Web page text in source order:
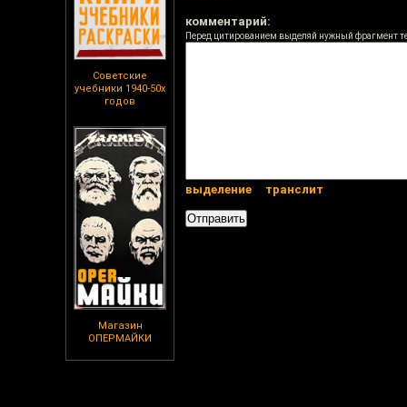
Советские
учебники 1940-50х
годов
Магазин
ОПЕРМАЙКИ
комментарий:
Перед цитированием выделяй нужный фрагмент
выделение транслит